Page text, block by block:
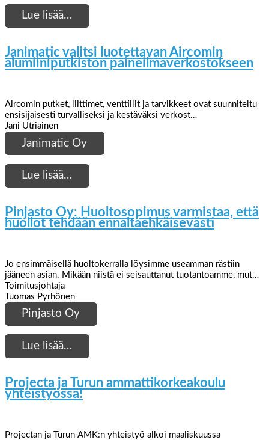
Lue lisää…
Janimatic valitsi luotettavan Aircomin
alumiiniputkiston paineilmaverkostokseen
Aircomin putket, liittimet, venttiilit ja tarvikkeet ovat suunniteltu
ensisijaisesti turvalliseksi ja kestäväksi verkost…
Jani Utriainen
Janimatic Oy
Lue lisää…
Pinjasto Oy: Huoltosopimus varmistaa, että
huollot tehdään ennaltaehkäisevästi
Jo ensimmäisellä huoltokerralla löysimme useamman rästiin
jääneen asian. Mikään niistä ei seisauttanut tuotantoamme, mut…
Toimitusjohtaja
Tuomas Pyrhönen
Pinjasto Oy
Lue lisää…
Projecta ja Turun ammattikorkeakoulu
yhteistyössä!
Projectan ja Turun AMK:n yhteistyö alkoi maaliskuussa